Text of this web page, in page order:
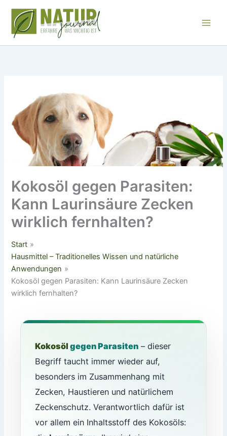
Inhalt
springen
Kokosöl gegen Parasiten:
Kann Laurinsäure Zecken
wirklich fernhalten?
Start
Hausmittel – Traditionelles Wissen und natürliche
Anwendungen
Kokosöl gegen Parasiten: Kann Laurinsäure Zecken
wirklich fernhalten?
Kokosöl gegen Parasiten – dieser
Begriff taucht immer wieder auf,
besonders im Zusammenhang mit
Zecken, Haustieren und natürlichem
Zeckenschutz. Verantwortlich dafür ist
vor allem ein Inhaltsstoff des Kokosöls: